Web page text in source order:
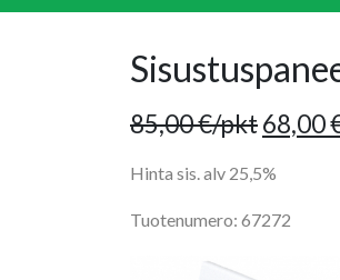
85,00€/pkt68,00
Hinta sis. alv 25,5%
Tuotenumero: 67272